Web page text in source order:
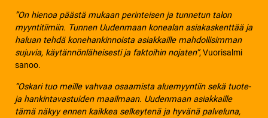
”On hienoa päästä mukaan perinteisen ja tunnetun talon
myyntitiimiin. Tunnen Uudenmaan konealan asiakaskenttää ja
haluan tehdä konehankinnoista asiakkaille mahdollisimman
sujuvia, käytännönläheisesti ja faktoihin nojaten”, Vuorisalmi
sanoo.
”Oskari tuo meille vahvaa osaamista aluemyyntiin sekä tuote-
ja hankintavastuiden maailmaan. Uudenmaan asiakkaille
tämä näkyy ennen kaikkea selkeytenä ja hyvänä palveluna,